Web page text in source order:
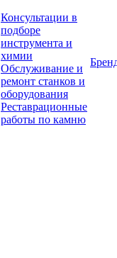
Консультации в
подборе
инструмента и
химии
Обслуживание и
ремонт станков и
оборудования
Реставрационные
работы по камню